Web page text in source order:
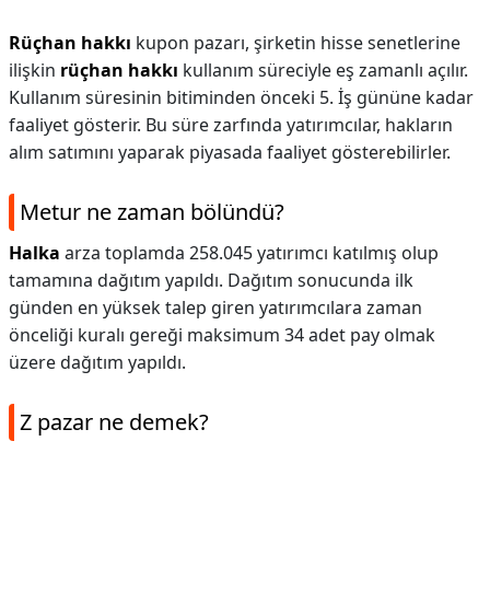
Rüçhan hakkı kupon pazarı, şirketin hisse senetlerine
ilişkin rüçhan hakkı kullanım süreciyle eş zamanlı açılır.
Kullanım süresinin bitiminden önceki 5. İş gününe kadar
faaliyet gösterir. Bu süre zarfında yatırımcılar, hakların
alım satımını yaparak piyasada faaliyet gösterebilirler.
Metur ne zaman bölündü?
Halka arza toplamda 258.045 yatırımcı katılmış olup
tamamına dağıtım yapıldı. Dağıtım sonucunda ilk
günden en yüksek talep giren yatırımcılara zaman
önceliği kuralı gereği maksimum 34 adet pay olmak
üzere dağıtım yapıldı.
Z pazar ne demek?